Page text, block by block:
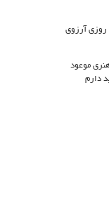
روزی آرزوی
موعود
دارم